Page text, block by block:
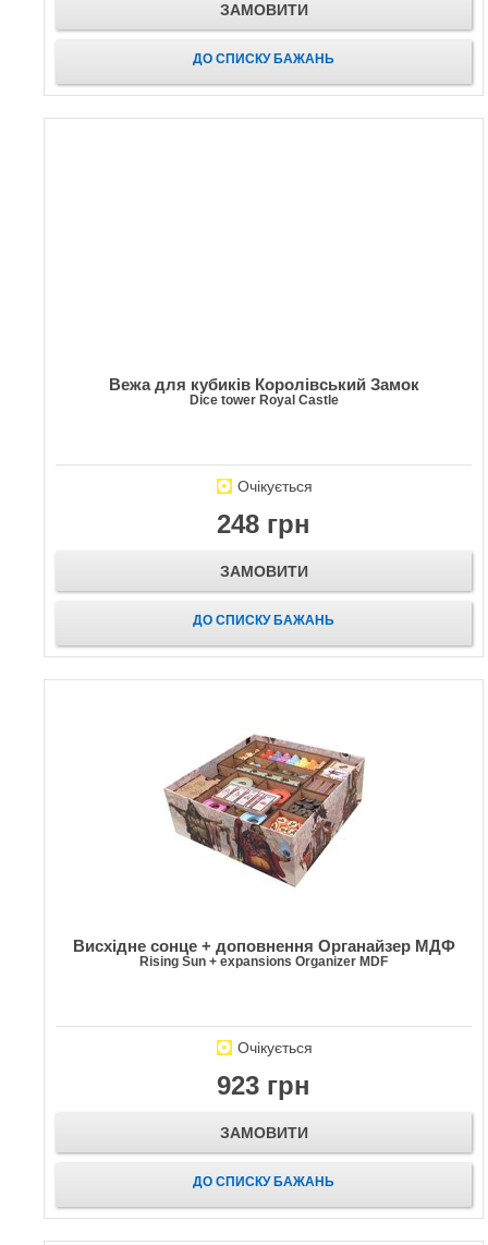
ЗАМОВИТИ
ДО СПИСКУ БАЖАНЬ
Вежа для кубиків Королівський Замок
Dice tower Royal Castle
Очікується
248 грн
ЗАМОВИТИ
ДО СПИСКУ БАЖАНЬ
Висхідне сонце + доповнення Органайзер МДФ
Rising Sun + expansions Organizer MDF
Очікується
923 грн
ЗАМОВИТИ
ДО СПИСКУ БАЖАНЬ